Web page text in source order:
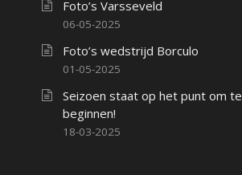
Foto’s Varsseveld
06-05-2025
Foto’s wedstrijd Borculo
01-05-2025
Seizoen staat op het punt om te
beginnen!
18-03-2025